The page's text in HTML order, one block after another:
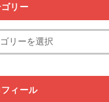
ゴリー
ィール